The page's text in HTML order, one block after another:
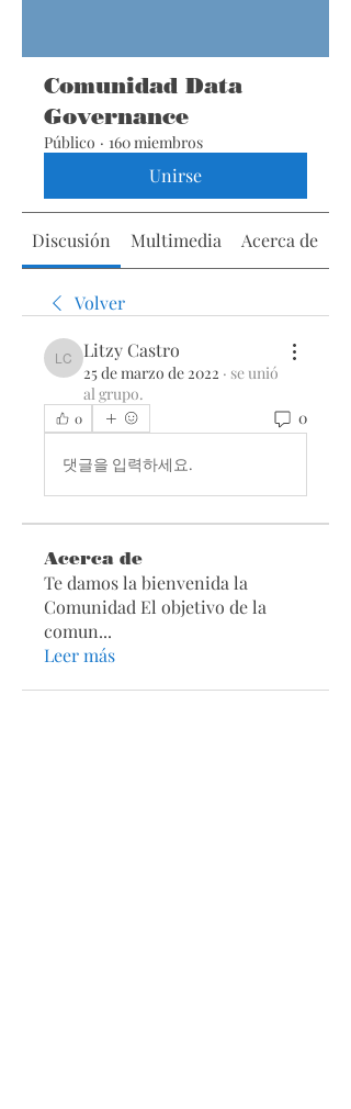
Comunidad Data
Governance
Público · 160 miembros
Unirse
Discusión Multimedia Acerca de
Volver
Litzy Castro
Litzy Castro
25 de marzo de 2022 · se unió
al grupo.
0 0
댓글을 입력하세요.
Acerca de
Te damos la bienvenida la
Comunidad El objetivo de la
comun...
Leer más